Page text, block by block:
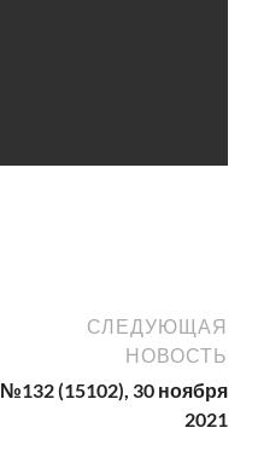
СЛЕДУЮЩАЯ
НОВОСТЬ
№132 (15102), 30 ноября
2021